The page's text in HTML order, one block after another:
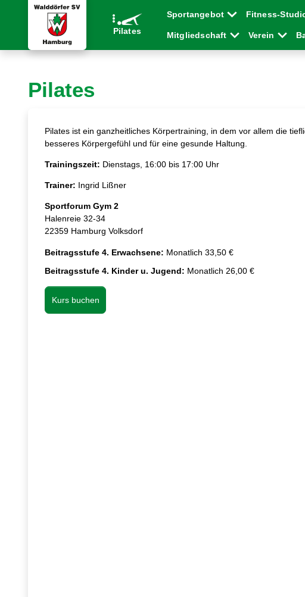
Pilates
Sportangebot Fitness-
Mitgliedschaft Verein
Pilates
Pilates ist ein ganzheitliches Körpertraining, in dem vor allem die
besseres Körpergefühl und für eine gesunde Haltung.
Trainingszeit: Dienstags, 16:00 bis 17:00 Uhr
Trainer: Ingrid Lißner
Sportforum Gym 2
Halenreie 32-34
22359 Hamburg Volksdorf
Beitragsstufe 4. Erwachsene: Monatlich 33,50 €
Beitragsstufe 4. Kinder u. Jugend: Monatlich 26,00 €
Kurs buchen